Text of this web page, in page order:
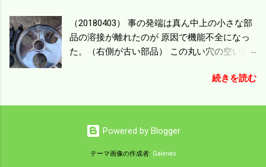
めるほど忙しい。 広島県の作況指数は98だと
いう。 実感としては90が正しいと思うが こん
な年はくず米が多い。 食協という米を扱う会
と8月の酷暑、あげくウンカの被害と トリプル
つ。 僕の最終作況指数はどんなことになるの
か興味深い。
（20180403） 事の発端は真ん中上の小さな部
品の溶接が離れたのが 原因で機能不全になっ
た。（右側が古い部品） この丸い穴の空いた
下を調整するシャッターになっている。 シャ
は全く使えなくなった。 部品のステンレスの
くれたようだ。 左の黒い部品は鋳物で恐ろし
く高い部品だ。 不満はあるが本体を買うこと
続きを読む
Powered by Blogger
テーマ画像の作成者: Galeries